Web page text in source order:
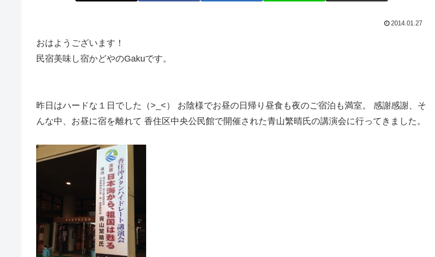
2014.01.27
おはようございます！
民宿美味し宿かどやのGakuです。
昨日はハードな１日でした（>_<） お陰様でお昼の日帰り昼食も夜のご宿泊も満室。 感謝感謝、そ
んな中、お昼に宿を離れて 香住区中央公民館で開催された青山繁晴氏の講演会に行ってきました。